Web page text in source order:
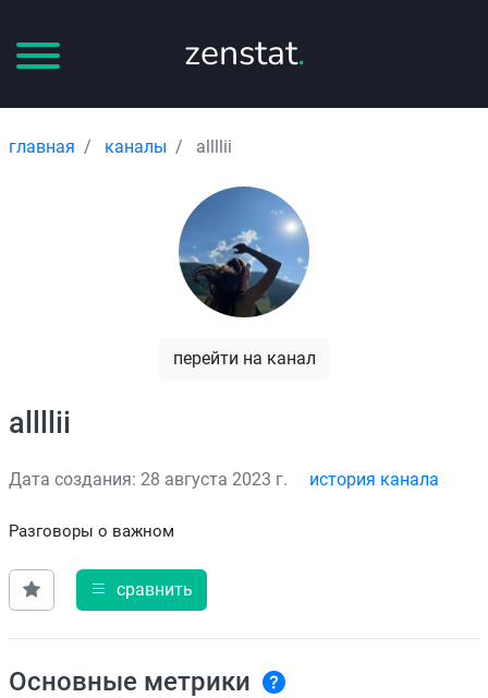
zenstat.
главная каналы allllii
перейти на канал
allllii
Дата создания: 28 августа 2023 г. история канала
Разговоры о важном
сравнить
Основные метрики